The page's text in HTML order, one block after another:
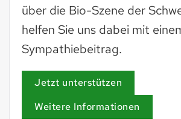
über die Bio-Szene der
helfen Sie uns dabei mit
Sympathiebeitrag.
Jetzt unterstützen
Weitere Informationen